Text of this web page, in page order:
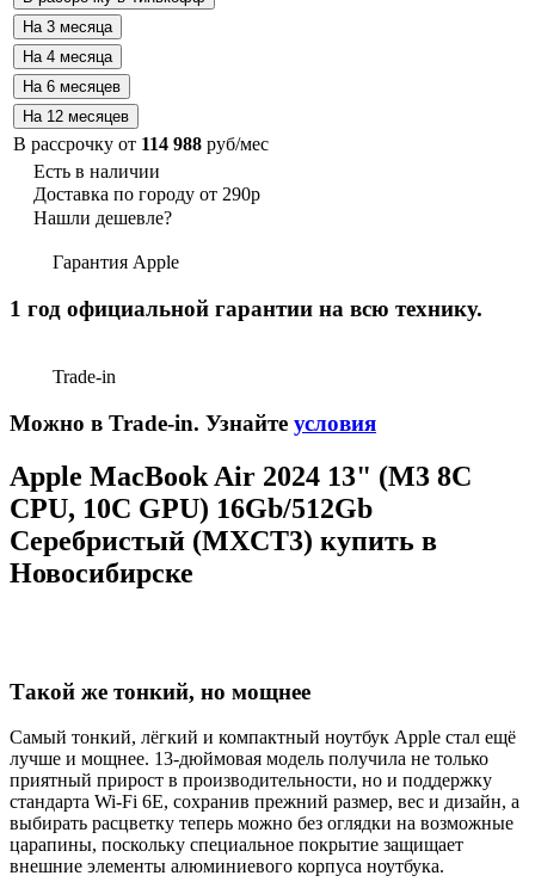
В рассрочку от 114 988 руб/мес
Есть в наличии
Доставка по городу от 290р
Нашли дешевле?
Гарантия Apple
1 год официальной гарантии на всю технику.
Trade-in
Можно в Trade-in. Узнайте условия
Apple MacBook Air 2024 13" (М3 8C
CPU, 10C GPU) 16Gb/512Gb
Серебристый (MXCT3) купить в
Новосибирске
Такой же тонкий, но мощнее
Самый тонкий, лёгкий и компактный ноутбук Apple cтал ещё
лучше и мощнее. 13-дюймовая модель получила не только
приятный прирост в производительности, но и поддержку
стандарта Wi-Fi 6E, сохранив прежний размер, вес и дизайн, а
выбирать расцветку теперь можно без оглядки на возможные
царапины, поскольку специальное покрытие защищает
внешние элементы алюминиевого корпуса ноутбука.